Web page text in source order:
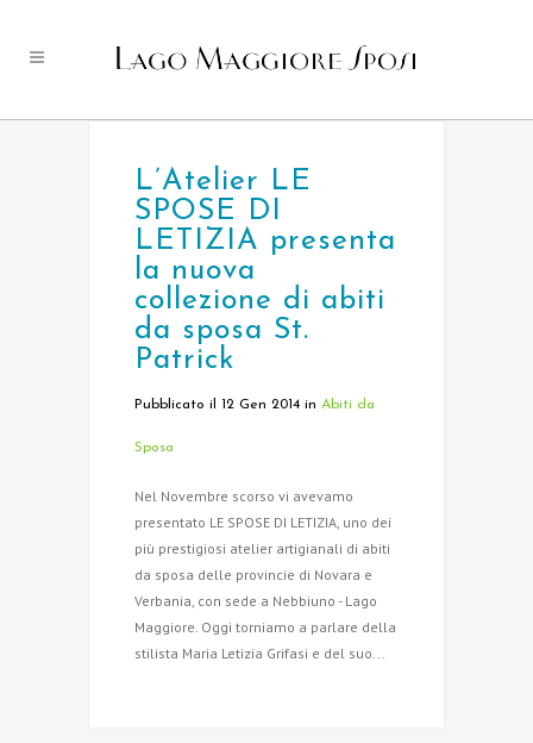
L’Atelier LE
SPOSE DI
LETIZIA presenta
la nuova
collezione di abiti
da sposa St.
Patrick
Pubblicato il 12 Gen 2014 in Abiti da
Sposa
Nel Novembre scorso vi avevamo
presentato LE SPOSE DI LETIZIA, uno dei
più prestigiosi atelier artigianali di abiti
da sposa delle provincie di Novara e
Verbania, con sede a Nebbiuno - Lago
Maggiore. Oggi torniamo a parlare della
stilista Maria Letizia Grifasi e del suo...